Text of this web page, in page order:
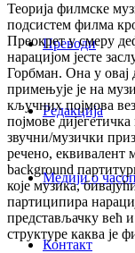
Преводи
Редакција
Медији о
Контакт
Теорија филмске
подсистем филма
Преокрет у смеру
нарацијом јесте
Горбман. Она у овај
примењује је на
кључних појмова
појмове
звучни/музички
речено, еквивалент
background
које музика,
партиципира
представљачку већ
структуре каква је